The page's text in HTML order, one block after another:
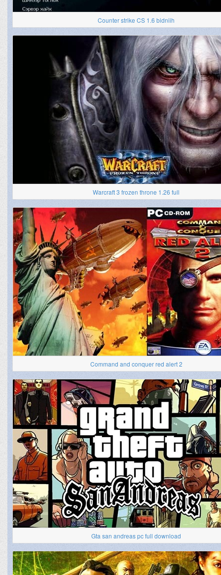
Counter strike CS 1.6 bidniih
Warcraft 3 frozen throne 1.26 full
Command and conquer red alert 2
Gta san andreas pc full download